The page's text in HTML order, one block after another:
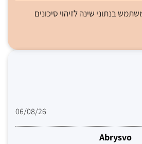
בנתוני שינה לזיהוי סיכונים
06/08/26
Abrysvo